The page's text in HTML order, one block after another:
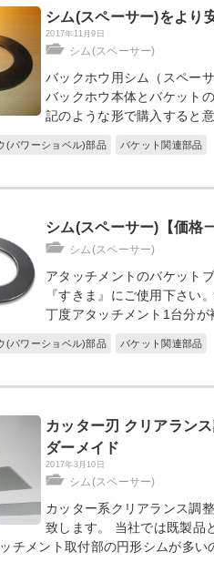
シム(スペーサー)をより
2017年11月9日
シム(スペーサー)
バックホウ用シム（スペー
バックホウ本体とバケット
記のような形で購入すると
(パワーショベル)部品 バケット関連部品
シム(スペーサー)【価格
シム(スペーサー)
アタッチメントのバケット
『すきま』にご使用下さい
丁度アタッチメント1台分が
(パワーショベル)部品 バケット関連部品
カッター刃 クリアラン
ダーメイド
2017年3月10日
シム(スペーサー)
カッター系クリアランス調
致します。 当社では既製品
チメント取付部の円形シムが多い